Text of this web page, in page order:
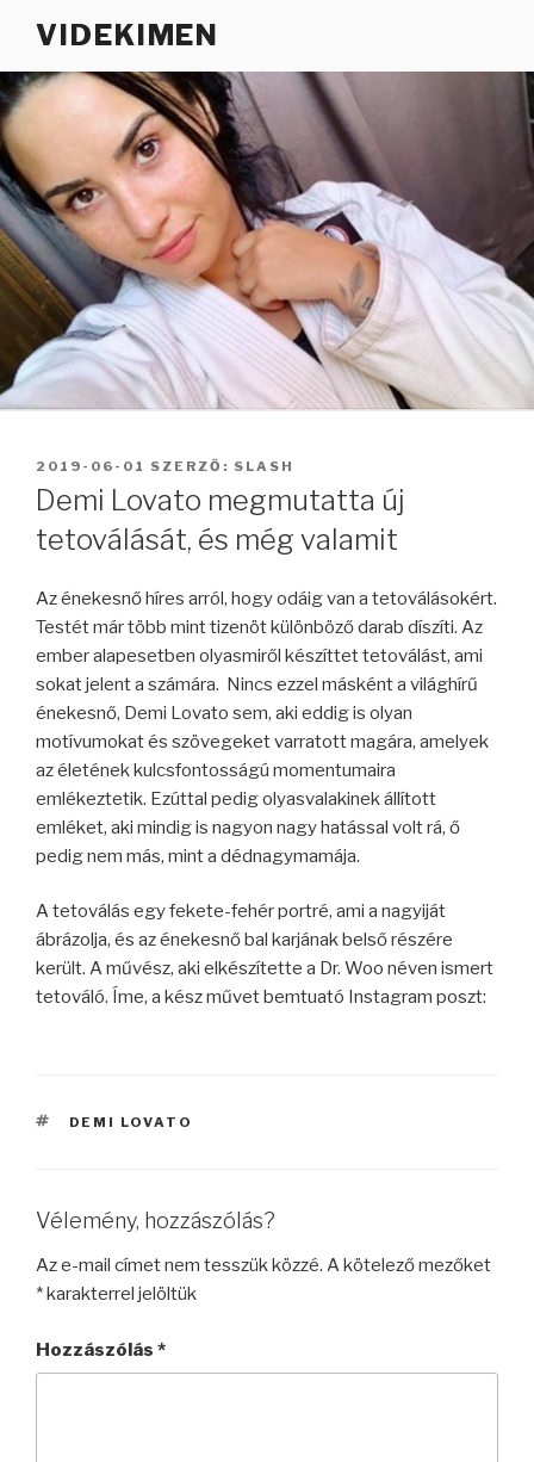
VIDEKIMEN
BEKÜLDVE:
2019-06-01 SZERZŐ: SLASH
Demi Lovato megmutatta új
tetoválását, és még valamit
Az énekesnő híres arról, hogy odáig van a tetoválásokért.
Testét már több mint tizenöt különböző darab díszíti. Az
ember alapesetben olyasmiről készíttet tetoválást, ami
sokat jelent a számára. Nincs ezzel másként a világhírű
énekesnő, Demi Lovato sem, aki eddig is olyan
motívumokat és szövegeket varratott magára, amelyek
az életének kulcsfontosságú momentumaira
emlékeztetik. Ezúttal pedig olyasvalakinek állított
emléket, aki mindig is nagyon nagy hatással volt rá, ő
pedig nem más, mint a dédnagymamája.
A tetoválás egy fekete-fehér portré, ami a nagyiját
ábrázolja, és az énekesnő bal karjának belső részére
került. A művész, aki elkészítette a Dr. Woo néven ismert
tetováló. Íme, a kész művet bemtuató Instagram poszt:
CÍMKÉK
DEMI LOVATO
Vélemény, hozzászólás?
Az e-mail címet nem tesszük közzé. A kötelező mezőket
*karakterrel jelöltük
Hozzászólás *